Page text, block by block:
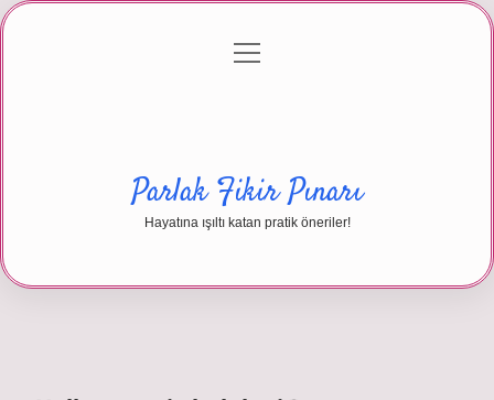
Gizlilik Politikası
menüyü
Parlak Fikir Pınarı
Hayatına ışıltı katan pratik öneriler!